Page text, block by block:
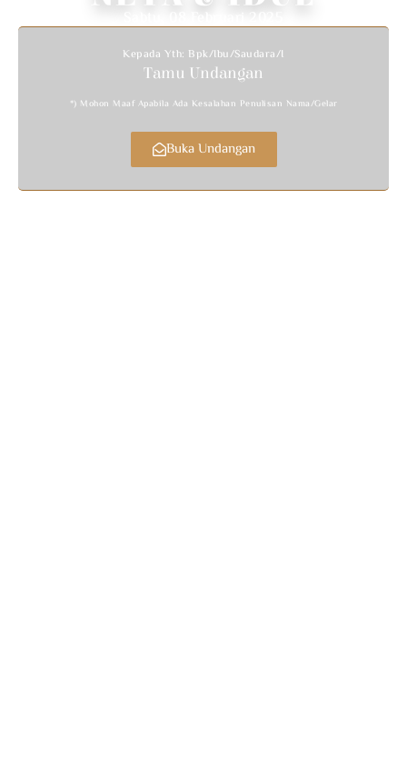
Kepada Yth: Bpk/Ibu/Saudara/i
Tamu Undangan
*) Mohon Maaf Apabila Ada Kesalahan Penulisan Nama/gelar
Buka Undangan